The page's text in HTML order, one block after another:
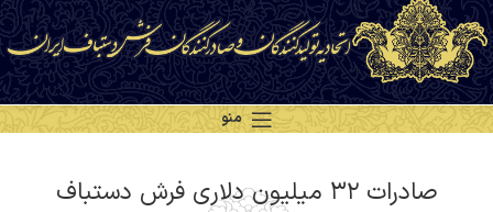
منو
صادرات ۳۲ میلیون دلاری فرش دستباف